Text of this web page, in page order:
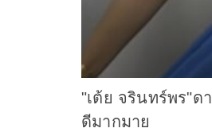
"เต้ย จรินทร์พร"ด
ดีมากมาย